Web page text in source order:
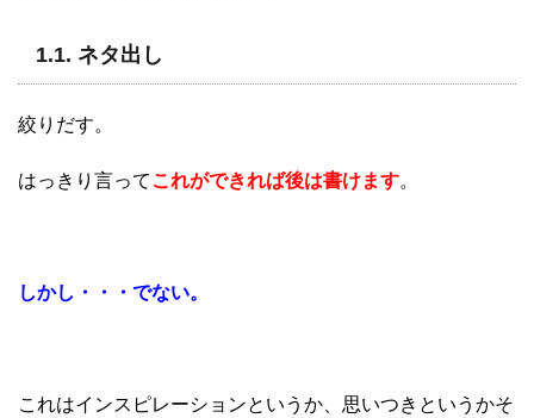
1.1. ネタ出し
絞りだす。
はっきり言ってこれができれば後は書けます。
しかし・・・ でない。
これはインスピレーションというか、思いつきというかそ